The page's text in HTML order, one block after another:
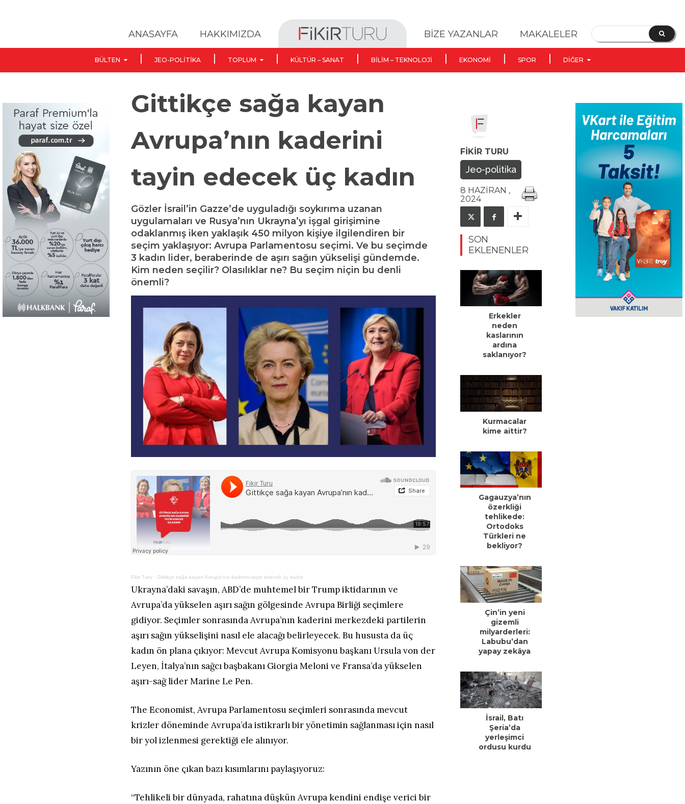
ANASAYFA HAKKIMIZDA BİZE YAZANLAR MAKALELER
BÜLTEN JEO-POLITIKA TOPLUM KÜLTÜR – SANAT BILIM – TEKNOLOJI EKONOMI SPOR DIĞER
Gittikçe sağa kayan
Avrupa’nın kaderini
tayin edecek üç kadın
Gözler İsrail’in Gazze’de uyguladığı soykırıma uzanan
uygulamaları ve Rusya’nın Ukrayna’yı işgal girişimine
odaklanmış iken yaklaşık 450 milyon kişiye ilgilendiren bir
seçim yaklaşıyor: Avrupa Parlamentosu seçimi. Ve bu seçimde
3 kadın lider, beraberinde de aşırı sağın yükselişi gündemde.
Kim neden seçilir? Olasılıklar ne? Bu seçim niçin bu denli
önemli?
Fikir Turu ·Gittikçe sağa kayan Avrupa’nın kaderini tayin edecek üç kadın
Ukrayna’daki savaşın, ABD’de muhtemel bir Trump iktidarının ve
Avrupa’da yükselen aşırı sağın gölgesinde Avrupa Birliği seçimlere
gidiyor. Seçimler sonrasında Avrupa’nın kaderini merkezdeki partilerin
aşırı sağın yükselişini nasıl ele alacağı belirleyecek. Bu hususta da üç
kadın ön plana çıkıyor: Mevcut Avrupa Komisyonu başkanı Ursula von der
Leyen, İtalya’nın sağcı başbakanı Giorgia Meloni ve Fransa’da yükselen
aşırı-sağ lider Marine Le Pen.
The Economist, Avrupa Parlamentosu seçimleri sonrasında mevcut
krizler döneminde Avrupa’da istikrarlı bir yönetimin sağlanması için nasıl
bir yol izlenmesi gerektiği ele alınıyor.
Yazının öne çıkan bazı kısımlarını paylaşıyoruz:
“Tehlikeli bir dünyada, rahatına düşkün Avrupa kendini endişe verici bir
FIKIR TURU
Jeo-politika
8 HAZIRAN ,
2024
SON
EKLENENLER
Erkekler
neden
kaslarının
ardına
saklanıyor?
Kurmacalar
kime aittir?
Gagauzya’nın
özerkliği
tehlikede:
Ortodoks
Türkleri ne
bekliyor?
Çin’in yeni
gizemli
milyarderleri:
Labubu’dan
yapay zekâya
İsrail, Batı
Şeria’da
yerleşimci
ordusu kurdu